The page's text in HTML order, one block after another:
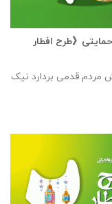
《طرح افطار
مردم قدمی بردارد نیک